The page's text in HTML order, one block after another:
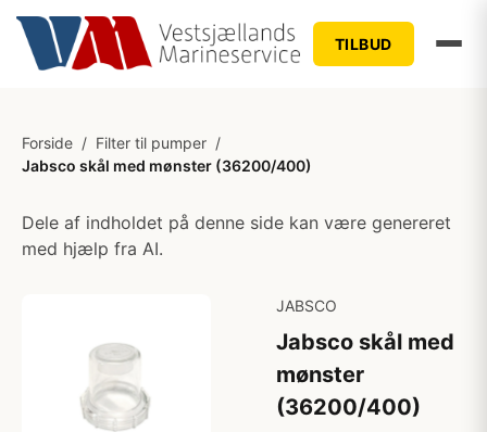
TILBUD
Forside / Filter til pumper /
Jabsco skål med mønster (36200/400)
Dele af indholdet på denne side kan være genereret
med hjælp fra AI.
JABSCO
Jabsco skål med
mønster
(36200/400)